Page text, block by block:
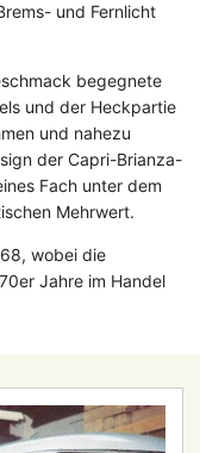
und Fernlicht
begegnete
und der Heckpartie
und nahezu
der Capri-Brianza-
Fach unter dem
Mehrwert.
wobei die
Jahre im Handel